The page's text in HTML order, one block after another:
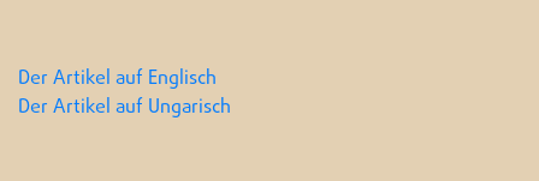
Der Artikel auf Englisch
Der Artikel auf Ungarisch